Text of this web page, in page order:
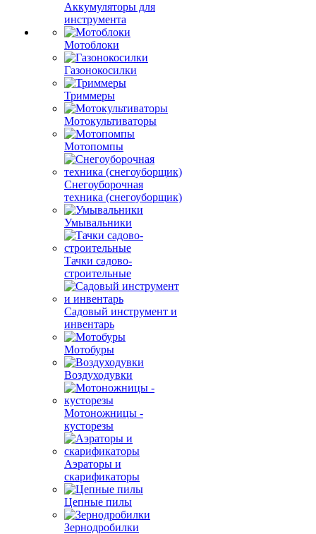
Аккумуляторы для
инструмента
Мотоблоки
Газонокосилки
Триммеры
Мотокультиваторы
Мотопомпы
Снегоуборочная
техника (снегоуборщик)
Умывальники
Тачки садово-
строительные
Садовый инструмент и
инвентарь
Мотобуры
Воздуходувки
Мотоножницы -
кусторезы
Аэраторы и
скарификаторы
Цепные пилы
Зернодробилки